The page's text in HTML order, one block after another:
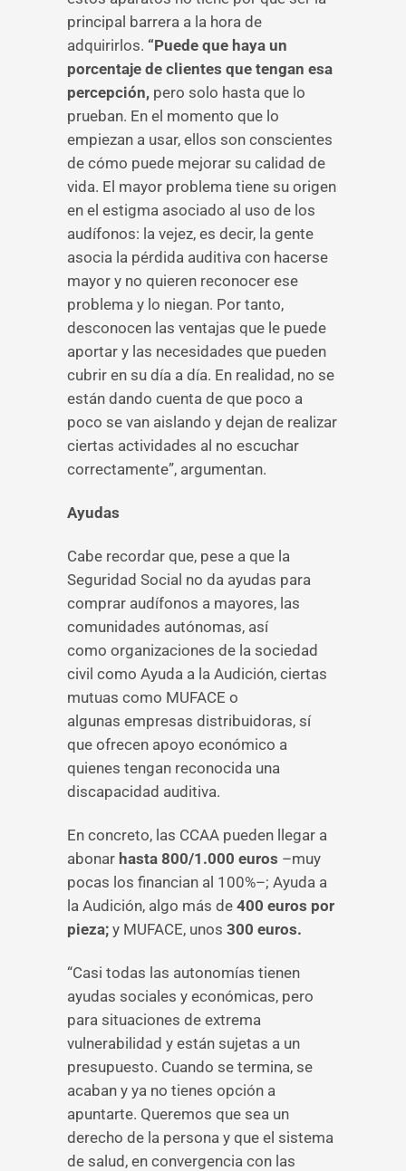
principal barrera a la hora de
adquirirlos. “Puede que haya un
porcentaje de clientes que tengan esa
percepción, pero solo hasta que lo
prueban. En el momento que lo
empiezan a usar, ellos son conscientes
de cómo puede mejorar su calidad de
vida. El mayor problema tiene su origen
en el estigma asociado al uso de los
audífonos: la vejez, es decir, la gente
asocia la pérdida auditiva con hacerse
mayor y no quieren reconocer ese
problema y lo niegan. Por tanto,
desconocen las ventajas que le puede
aportar y las necesidades que pueden
cubrir en su día a día. En realidad, no se
están dando cuenta de que poco a
poco se van aislando y dejan de realizar
ciertas actividades al no escuchar
correctamente”, argumentan.
Ayudas
Cabe recordar que, pese a que la
Seguridad Social no da ayudas para
comprar audífonos a mayores, las
comunidades autónomas, así
como organizaciones de la sociedad
civil como Ayuda a la Audición, ciertas
mutuas como MUFACE o
algunas empresas distribuidoras, sí
que ofrecen apoyo económico a
quienes tengan reconocida una
discapacidad auditiva.
En concreto, las CCAA pueden llegar a
abonar hasta 800/1.000 euros –muy
pocas los financian al 100%–; Ayuda a
la Audición, algo más de 400 euros por
pieza; y MUFACE, unos 300 euros.
“Casi todas las autonomías tienen
ayudas sociales y económicas, pero
para situaciones de extrema
vulnerabilidad y están sujetas a un
presupuesto. Cuando se termina, se
acaban y ya no tienes opción a
apuntarte. Queremos que sea un
derecho de la persona y que el sistema
de salud, en convergencia con las